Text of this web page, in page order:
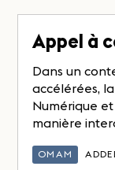
Appel à
Dans un
accélérées,
Numérique
manière
OMAM